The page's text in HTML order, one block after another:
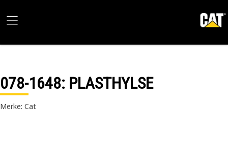
078-1648: PLASTHYLSE
Merke: Cat